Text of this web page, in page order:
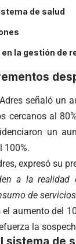
de salud
la gestión de
señaló un
cercanos al
un
100%.
expresó su
a la
de
aumento del
la